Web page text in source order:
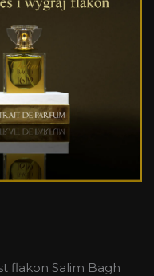
flakon Salim Bagh